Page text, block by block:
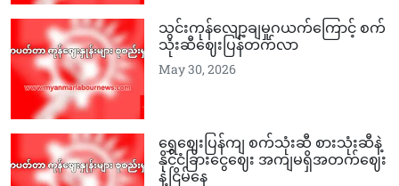
သွင်းကုန်လျော့ချမှုဂယက်ကြောင့် စက်
သုံးဆီဈေးပြန်တက်လာ
May 30, 2026
ရွှေဈေးပြန်ကျ စက်သုံးဆီ စားသုံးဆီနဲ့
နိုင်ငံခြားငွေဈေး အကျမရှိအတက်ဈေး
နဲ့ငြိမ်နေ